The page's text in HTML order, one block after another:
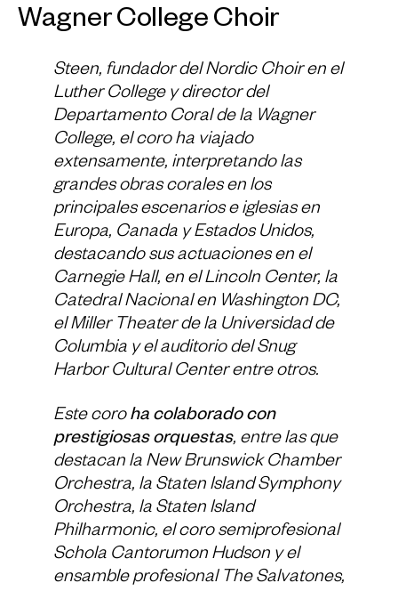
Wagner College Choir
Steen, fundador del Nordic Choir en el
Luther College y director del
Departamento Coral de la Wagner
College, el coro ha viajado
extensamente, interpretando las
grandes obras corales en los
principales escenarios e iglesias en
Europa, Canada y Estados Unidos,
destacando sus actuaciones en el
Carnegie Hall, en el Lincoln Center, la
Catedral Nacional en Washington DC,
el Miller Theater de la Universidad de
Columbia y el auditorio del Snug
Harbor Cultural Center entre otros.
Este coroha colaborado con
prestigiosas orquestas, entre las que
destacan la New Brunswick Chamber
Orchestra, la Staten Island Symphony
Orchestra, la Staten Island
Philharmonic, el coro semiprofesional
Schola Cantorumon Hudson y el
ensamble profesional The Salvatones,